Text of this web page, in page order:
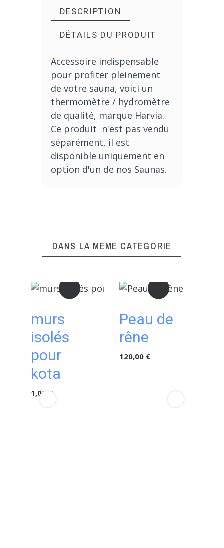
DESCRIPTION
DÉTAILS DU PRODUIT
Accessoire indispensable
pour profiter pleinement
de votre sauna, voici un
thermomètre / hydromètre
de qualité, marque Harvia.
Ce produit n'est pas vendu
séparément, il est
disponible uniquement en
option d'un de nos Saunas.
DANS LA MÊME CATÉGORIE
murs
isolés
pour
kota
1,00 €
Peau de
rêne
120,00 €